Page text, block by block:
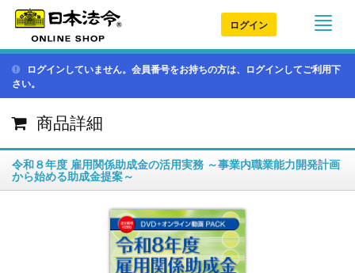
ログイン
ログインしていません。会員番号をお持ちの方は、ログインしてご利用下
さい。
商品詳細
令和８年度 雇用関係助成金の活用実務 ～事業内職業能力開発計画
から始める助成金提案～